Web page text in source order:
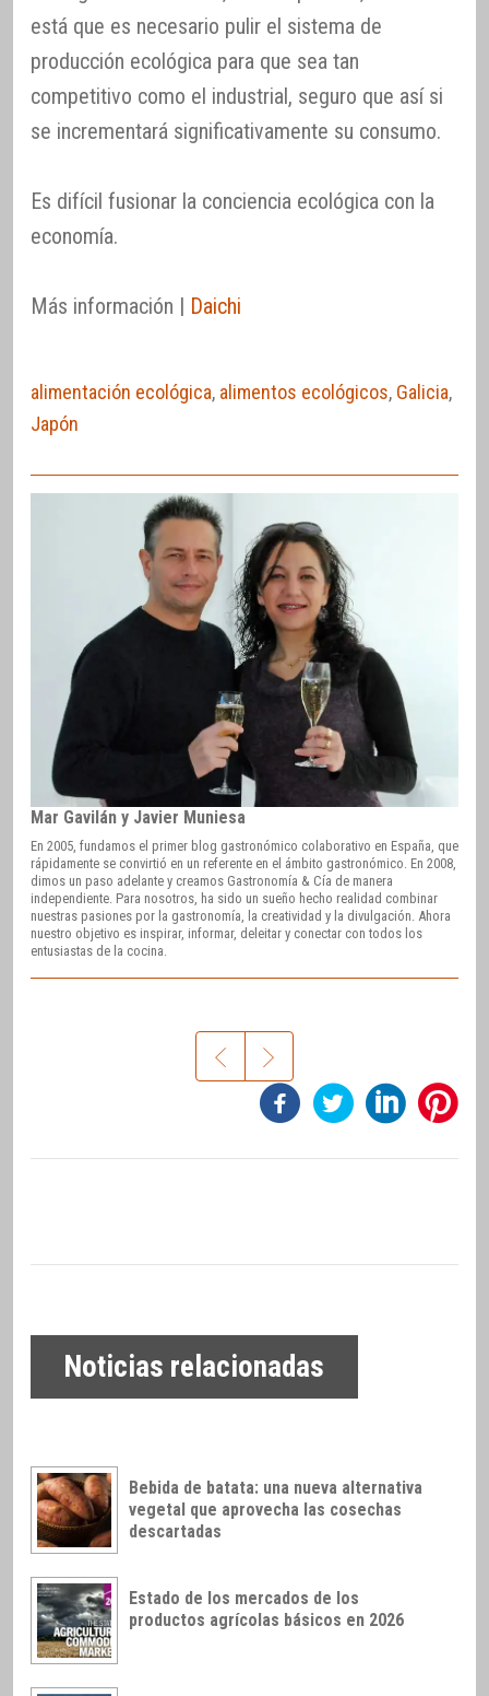
está que es necesario pulir el sistema de
producción ecológica para que sea tan
competitivo como el industrial, seguro que así si
se incrementará significativamente su consumo.
Es difícil fusionar la conciencia ecológica con la
economía.
Más información | Daichi
alimentación ecológica, alimentos ecológicos, Galicia,
Japón
Mar Gavilán y Javier Muniesa
En 2005, fundamos el primer blog gastronómico colaborativo en España, que
rápidamente se convirtió en un referente en el ámbito gastronómico. En 2008,
dimos un paso adelante y creamos Gastronomía & Cía de manera
independiente. Para nosotros, ha sido un sueño hecho realidad combinar
nuestras pasiones por la gastronomía, la creatividad y la divulgación. Ahora
nuestro objetivo es inspirar, informar, deleitar y conectar con todos los
entusiastas de la cocina.
Noticias relacionadas
Bebida de batata: una nueva alternativa
vegetal que aprovecha las cosechas
descartadas
Estado de los mercados de los
productos agrícolas básicos en 2026